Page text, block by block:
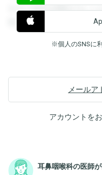
すると回答を閲覧するこ
覧することができます。
※個人のSNSに
メールア
アカウントを
耳鼻咽喉科の医師